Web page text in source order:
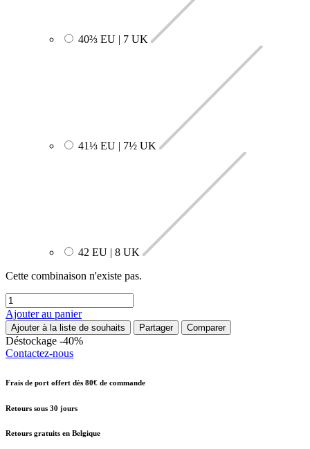
40⅔ EU | 7 UK
41⅓ EU | 7½ UK
42 EU | 8 UK
Cette combinaison n'existe pas.
Ajouter au panier
Ajouter à la liste de souhaits Partager Comparer
Déstockage -40%
Contactez-nous
Frais de port offert dès 80€ de commande
Retours sous 30 jours
Retours gratuits en Belgique